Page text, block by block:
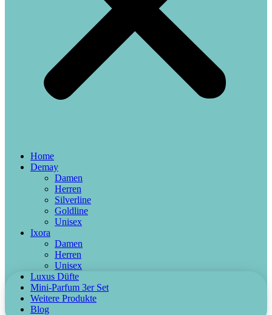
Home
Demay
Damen
Herren
Silverline
Goldline
Unisex
Ixora
Damen
Herren
Unisex
Luxus Düfte
Mini-Parfum 3er Set
Weitere Produkte
Blog